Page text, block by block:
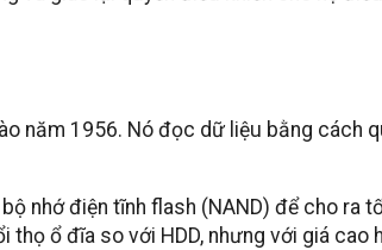
năm 1956. Nó đọc dữ liệu bằng cách
nhớ điện tĩnh flash (NAND) để cho ra
thọ ổ đĩa so với HDD, nhưng với giá cao